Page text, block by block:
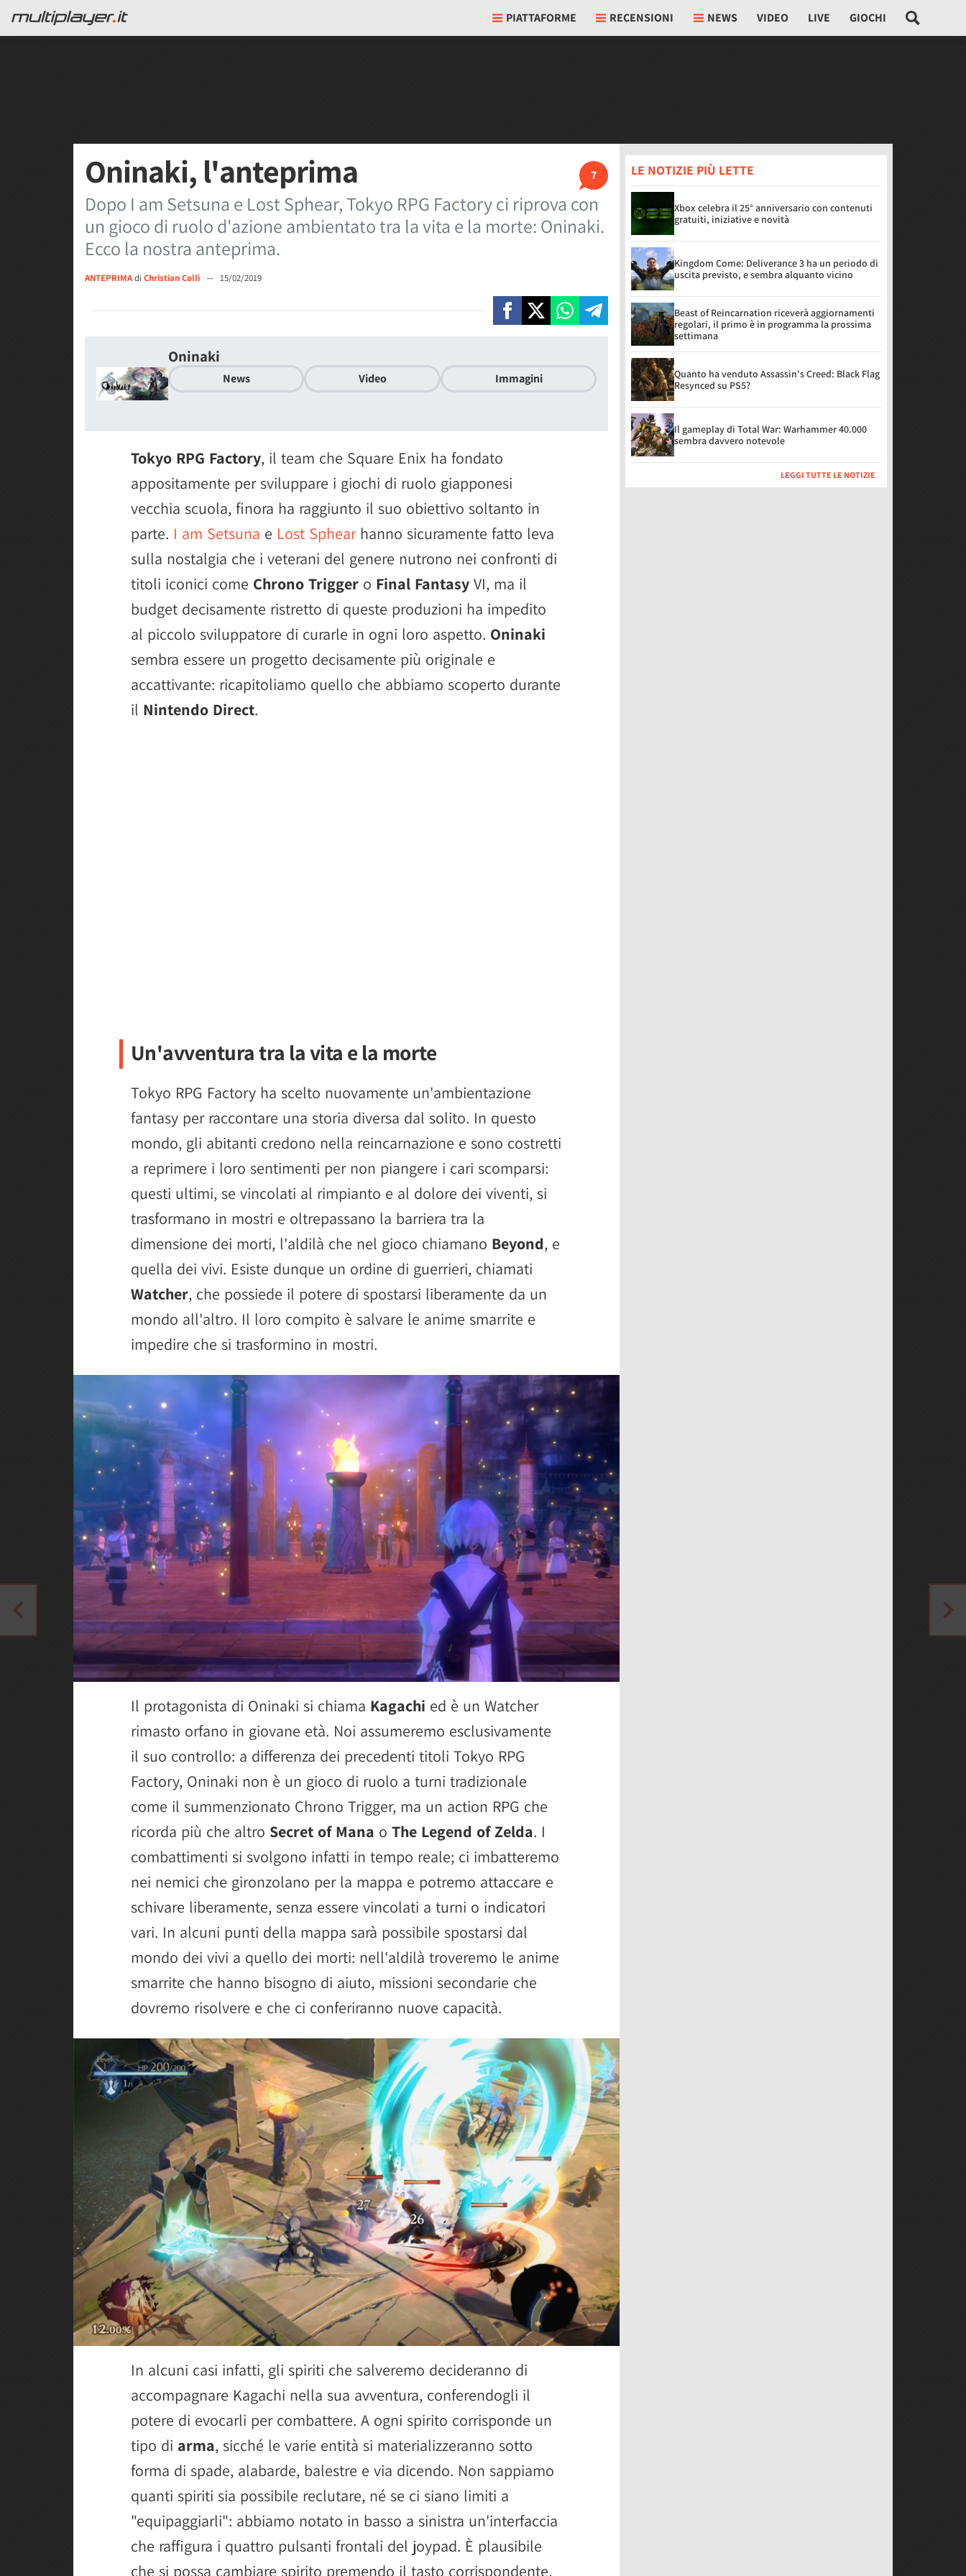
PIATTAFORME RECENSIONI NEWS VIDEO LIVE GIOCHI
7
Oninaki, l'anteprima
Dopo I am Setsuna e Lost Sphear, Tokyo RPG Factory ci riprova con
un gioco di ruolo d'azione ambientato tra la vita e la morte: Oninaki.
Ecco la nostra anteprima.
ANTEPRIMAdi Christian Colli — 15/02/2019
Oninaki
News Video Immagini
Tokyo RPG Factory, il team che Square Enix ha fondato
appositamente per sviluppare i giochi di ruolo giapponesi
vecchia scuola, finora ha raggiunto il suo obiettivo soltanto in
parte. I am Setsuna e Lost Sphearhanno sicuramente fatto leva
sulla nostalgia che i veterani del genere nutrono nei confronti di
titoli iconici come Chrono Trigger o Final Fantasy VI, ma il
budget decisamente ristretto di queste produzioni ha impedito
al piccolo sviluppatore di curarle in ogni loro aspetto. Oninaki
sembra essere un progetto decisamente più originale e
accattivante: ricapitoliamo quello che abbiamo scoperto durante
il Nintendo Direct.
Un'avventura tra la vita e la morte
Tokyo RPG Factory ha scelto nuovamente un'ambientazione
fantasy per raccontare una storia diversa dal solito. In questo
mondo, gli abitanti credono nella reincarnazione e sono costretti
a reprimere i loro sentimenti per non piangere i cari scomparsi:
questi ultimi, se vincolati al rimpianto e al dolore dei viventi, si
trasformano in mostri e oltrepassano la barriera tra la
dimensione dei morti, l'aldilà che nel gioco chiamano Beyond, e
quella dei vivi. Esiste dunque un ordine di guerrieri, chiamati
Watcher, che possiede il potere di spostarsi liberamente da un
mondo all'altro. Il loro compito è salvare le anime smarrite e
impedire che si trasformino in mostri.
Il protagonista di Oninaki si chiama Kagachi ed è un Watcher
rimasto orfano in giovane età. Noi assumeremo esclusivamente
il suo controllo: a differenza dei precedenti titoli Tokyo RPG
Factory, Oninaki non è un gioco di ruolo a turni tradizionale
come il summenzionato Chrono Trigger, ma un action RPG che
ricorda più che altro Secret of Mana o The Legend of Zelda. I
combattimenti si svolgono infatti in tempo reale; ci imbatteremo
nei nemici che gironzolano per la mappa e potremo attaccare e
schivare liberamente, senza essere vincolati a turni o indicatori
vari. In alcuni punti della mappa sarà possibile spostarsi dal
mondo dei vivi a quello dei morti: nell'aldilà troveremo le anime
smarrite che hanno bisogno di aiuto, missioni secondarie che
dovremo risolvere e che ci conferiranno nuove capacità.
In alcuni casi infatti, gli spiriti che salveremo decideranno di
accompagnare Kagachi nella sua avventura, conferendogli il
potere di evocarli per combattere. A ogni spirito corrisponde un
tipo di arma, sicché le varie entità si materializzeranno sotto
forma di spade, alabarde, balestre e via dicendo. Non sappiamo
quanti spiriti sia possibile reclutare, né se ci siano limiti a
"equipaggiarli": abbiamo notato in basso a sinistra un'interfaccia
che raffigura i quattro pulsanti frontali del joypad. È plausibile
che si possa cambiare spirito premendo il tasto corrispondente,
LE NOTIZIE PIÙ LETTE
Xbox celebra il 25° anniversario con contenuti
gratuiti, iniziative e novità
Kingdom Come: Deliverance 3 ha un periodo di
uscita previsto, e sembra alquanto vicino
Beast of Reincarnation riceverà aggiornamenti
regolari, il primo è in programma la prossima
settimana
Quanto ha venduto Assassin's Creed: Black Flag
Resynced su PS5?
Il gameplay di Total War: Warhammer 40.000
sembra davvero notevole
LEGGI TUTTE LE NOTIZIE